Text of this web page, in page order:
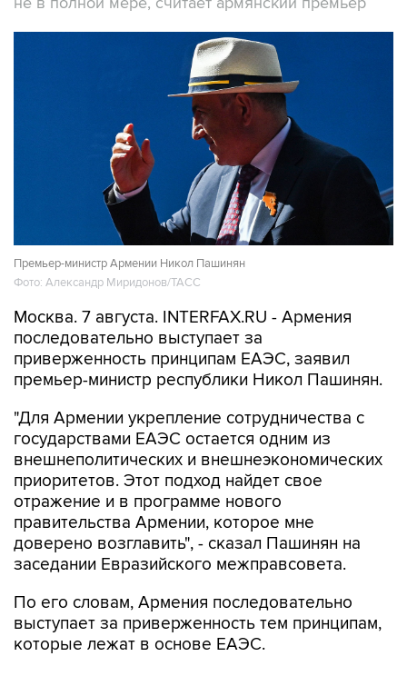
Премьер-министр Армении Никол Пашинян
Фото: Александр Миридонов/ТАСС
Москва. 7 августа. INTERFAX.RU - Армения
приверженность принципам ЕАЭС, заявил
премьер-министр республики Никол Пашинян.
"Для Армении укрепление сотрудничества с
внешнеполитических и внешнеэкономических
приоритетов. Этот подход найдет свое
отражение и в программе нового
правительства Армении, которое мне
доверено возглавить", - сказал Пашинян на
заседании Евразийского межправсовета.
По его словам, Армения последовательно
которые лежат в основе ЕАЭС.
"Одним из основополагающих принципов